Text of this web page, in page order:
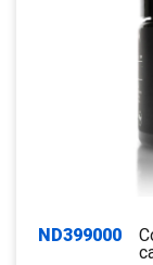
ND399000